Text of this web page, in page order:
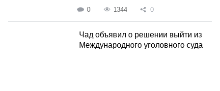
0 1344 0
Чад объявил о решении выйти из
Международного уголовного суда